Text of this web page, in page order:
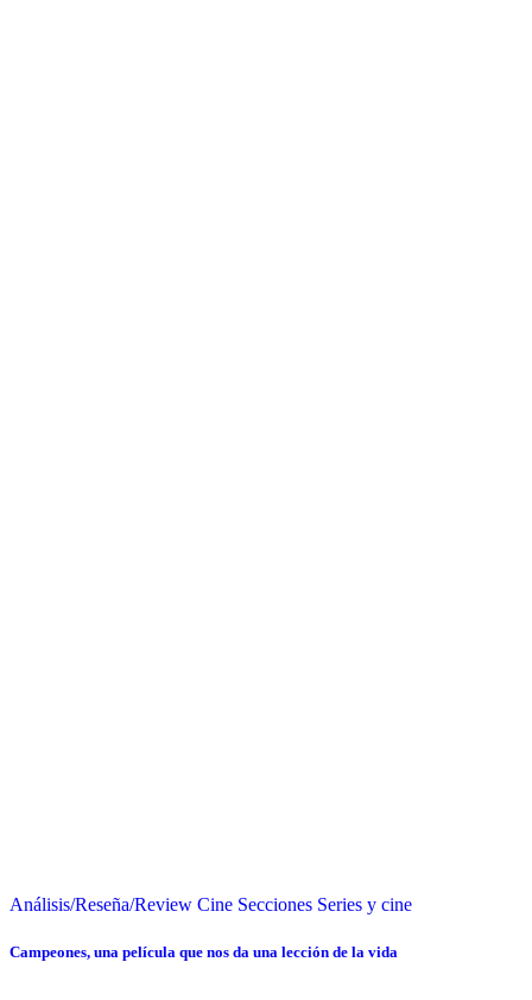
Análisis/Reseña/Review Cine Secciones Series y cine
Campeones, una película que nos da una lección de la vida